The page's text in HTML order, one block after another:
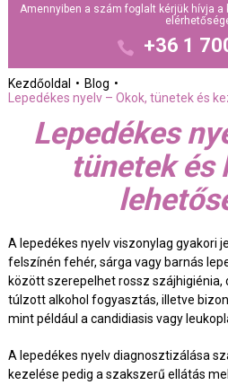
Amennyiben a szám foglalt kérjük hívja a
+36 1
Kezdőoldal
Blog
Lepedékes nyelv – Okok, tünetek és
Lepedékes
tünetek és
A lepedékes nyelv viszonylag gyakori
felszínén fehér, sárga vagy barnás
között szerepelhet rossz szájhigiénia,
túlzott alkohol fogyasztás, illetve
mint például a candidiasis vagy
A lepedékes nyelv diagnosztizálása
kezelése pedig a szakszerű ellátás